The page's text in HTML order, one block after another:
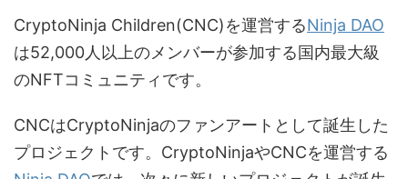
CryptoNinja Children(CNC)を運営するNinja DAO
は52,000人以上のメンバーが参加する国内最大級
のNFTコミュニティです。
CNCはCryptoNinjaのファンアートとして誕生した
プロジェクトです。CryptoNinjaやCNCを運営する